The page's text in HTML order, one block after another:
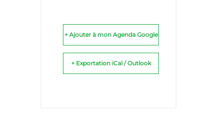
+ Ajouter à mon Agenda Google
+ Exportation iCal / Outlook